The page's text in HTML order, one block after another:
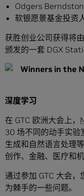
Odgers
软银愿景基金投资
获胜创业公司获得将
颁发的一套 DGX
深度学习
在 GTC 欧洲大会上，
30 场不同的动手实验
生成和自然语言处理
创作、金融、医疗和
通过参加 GTC 大会
为棘手的一些问题。